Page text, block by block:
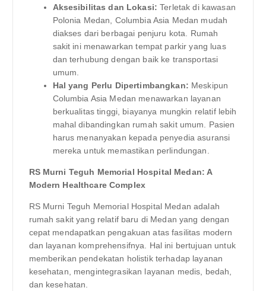
Aksesibilitas dan Lokasi: Terletak di kawasan
Polonia Medan, Columbia Asia Medan mudah
diakses dari berbagai penjuru kota. Rumah
sakit ini menawarkan tempat parkir yang luas
dan terhubung dengan baik ke transportasi
umum.
Hal yang Perlu Dipertimbangkan: Meskipun
Columbia Asia Medan menawarkan layanan
berkualitas tinggi, biayanya mungkin relatif lebih
mahal dibandingkan rumah sakit umum. Pasien
harus menanyakan kepada penyedia asuransi
mereka untuk memastikan perlindungan.
RS Murni Teguh Memorial Hospital Medan: A
Modern Healthcare Complex
RS Murni Teguh Memorial Hospital Medan adalah
rumah sakit yang relatif baru di Medan yang dengan
cepat mendapatkan pengakuan atas fasilitas modern
dan layanan komprehensifnya. Hal ini bertujuan untuk
memberikan pendekatan holistik terhadap layanan
kesehatan, mengintegrasikan layanan medis, bedah,
dan kesehatan.